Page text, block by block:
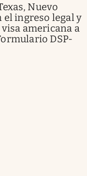
Nuevo
ingreso legal y
americana a
DSP-